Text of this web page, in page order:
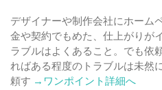
デザイナーや制作会社にホーム
金や契約でもめた、仕上がりが
ラブルはよくあること。でも依
ればある程度のトラブルは未然
頼す Read
→ワンポイント詳細へ